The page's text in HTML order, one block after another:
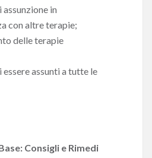
in
con altre terapie;
delle terapie
assunti a tutte le
Consigli e Rimedi